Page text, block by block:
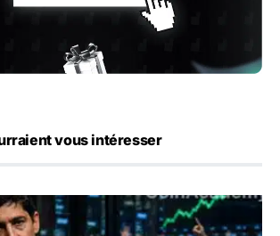
vous intéresser
: 23 000 postes détruits en juillet, les